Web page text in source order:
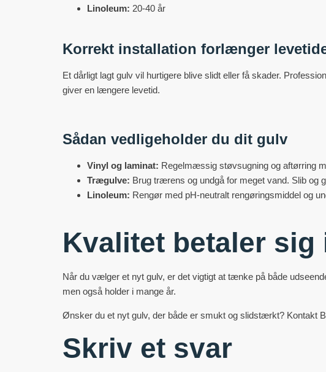
Linoleum: 20-40 år
Korrekt installation forlænger
Et dårligt lagt gulv vil hurtigere blive slidt eller få skader.
giver en længere levetid.
Sådan vedligeholder du dit gulv
Vinyl og laminat: Regelmæssig støvsugning og aftørring
Trægulve: Brug trærens og undgå for meget vand. Slib og
Linoleum: Rengør med pH-neutralt rengøringsmiddel og
Kvalitet betaler
Når du vælger et nyt gulv, er det vigtigt at tænke på både
men også holder i mange år.
Ønsker du et nyt gulv, der både er smukt og slidstærkt? Kontakt
Skriv et svar